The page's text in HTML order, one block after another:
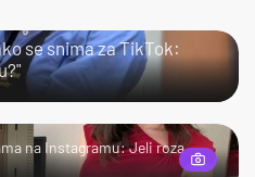
se snima za TikTok:
na Instagramu: Jeli roza